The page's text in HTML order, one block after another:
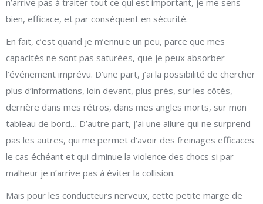
n’arrive pas à traiter tout ce qui est important, je me sens
bien, efficace, et par conséquent en sécurité.
En fait, c’est quand je m’ennuie un peu, parce que mes
capacités ne sont pas saturées, que je peux absorber
l’événement imprévu. D’une part, j’ai la possibilité de chercher
plus d’informations, loin devant, plus près, sur les côtés,
derrière dans mes rétros, dans mes angles morts, sur mon
tableau de bord… D’autre part, j’ai une allure qui ne surprend
pas les autres, qui me permet d’avoir des freinages efficaces
le cas échéant et qui diminue la violence des chocs si par
malheur je n’arrive pas à éviter la collision.
Mais pour les conducteurs nerveux, cette petite marge de